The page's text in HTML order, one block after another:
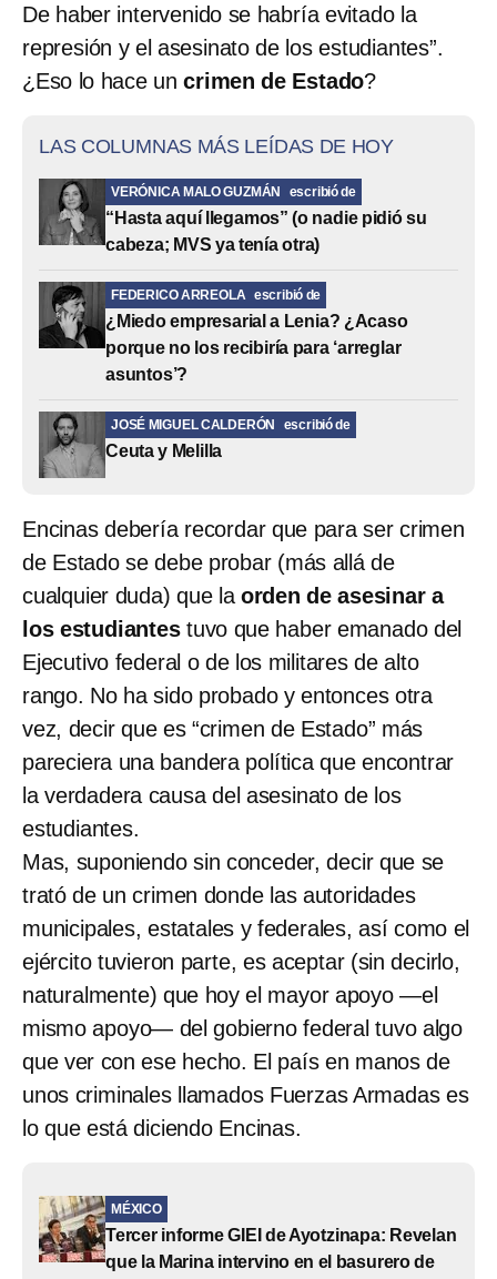
De haber intervenido se habría evitado la
represión y el asesinato de los estudiantes”.
¿Eso lo hace uncrimen de Estado?
LAS COLUMNAS MÁS LEÍDAS DE HOY
VERÓNICA MALO GUZMÁN escribió de
“Hasta aquí llegamos” (o nadie pidió su
cabeza; MVS ya tenía otra)
FEDERICO ARREOLA escribió de
¿Miedo empresarial a Lenia? ¿Acaso
porque no los recibiría para ‘arreglar
asuntos’?
JOSÉ MIGUEL CALDERÓN escribió de
Ceuta y Melilla
Encinas debería recordar que para ser crimen
de Estado se debe probar (más allá de
cualquier duda) que la orden de asesinar a
los estudiantestuvo que haber emanado del
Ejecutivo federal o de los militares de alto
rango. No ha sido probado y entonces otra
vez, decir que es “crimen de Estado” más
pareciera una bandera política que encontrar
la verdadera causa del asesinato de los
estudiantes.
Mas, suponiendo sin conceder, decir que se
trató de un crimen donde las autoridades
municipales, estatales y federales, así como el
ejército tuvieron parte, es aceptar (sin decirlo,
naturalmente) que hoy el mayor apoyo —el
mismo apoyo— del gobierno federal tuvo algo
que ver con ese hecho. El país en manos de
unos criminales llamados Fuerzas Armadas es
lo que está diciendo Encinas.
MÉXICO
Tercer informe GIEI de Ayotzinapa: Revelan
que la Marina intervino en el basurero de